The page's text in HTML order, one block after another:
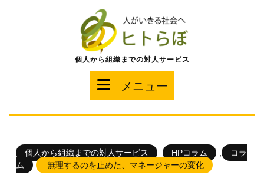
プ
個人から組織までの対人サービス
メニュー
ニ
ー
個人から組織までの対人サービス HPコラム
コラ
ム
無理するのを止めた、マネージャーの変化